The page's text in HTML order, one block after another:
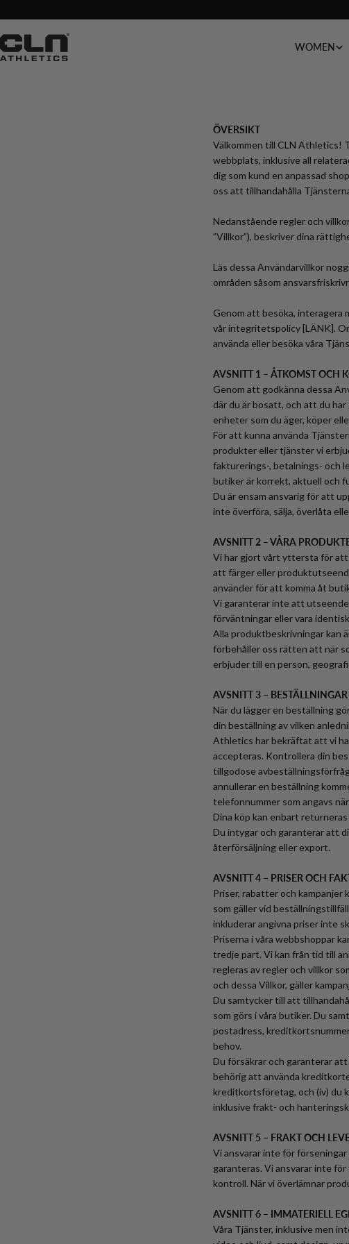
to
content
WOMEN
ÖVERSIKT
Välkommen till CLN Athletics!
webbplats, inklusive all
dig som kund en anpassad
oss att tillhandahålla
Nedanstående regler och
”Villkor”), beskriver dina
Läs dessa Användarvillkor
områden såsom
Genom att besöka, interagera
vår integritetspolicy [LÄNK].
använda eller besöka våra
AVSNITT 1 – ÅTKOMST OCH
Genom att godkänna dessa
där du är bosatt, och att du
enheter som du äger, köper
För att kunna använda
produkter eller tjänster vi
fakturerings-, betalnings- och
butiker är korrekt, aktuell och
Du är ensam ansvarig för att
inte överföra, sälja, överlåta
AVSNITT 2 – VÅRA
Vi har gjort vårt yttersta för att
att färger eller
använder för att komma åt
Vi garanterar inte att
förväntningar eller vara
Alla produktbeskrivningar kan
förbehåller oss rätten att när
erbjuder till en person,
AVSNITT 3 – BESTÄLLNINGAR
När du lägger en beställning
din beställning av vilken
Athletics har bekräftat att vi
accepteras. Kontrollera din
tillgodose
annullerar en beställning
telefonnummer som angavs
Dina köp kan enbart
Du intygar och garanterar att
återförsäljning eller export.
AVSNITT 4 – PRISER OCH
Priser, rabatter och
som gäller vid
inkluderar angivna priser inte
Priserna i våra webbshoppar
tredje part. Vi kan från tid till
regleras av regler och villkor
och dessa Villkor, gäller
Du samtycker till att
som görs i våra butiker. Du
postadress,
behov.
Du försäkrar och garanterar
behörig att använda
kreditkortsföretag, och (iv) du
inklusive frakt- och
AVSNITT 5 – FRAKT OCH
Vi ansvarar inte för
garanteras. Vi ansvarar inte
kontroll. När vi överlämnar
AVSNITT 6 – IMMATERIELL
Våra Tjänster, inklusive men